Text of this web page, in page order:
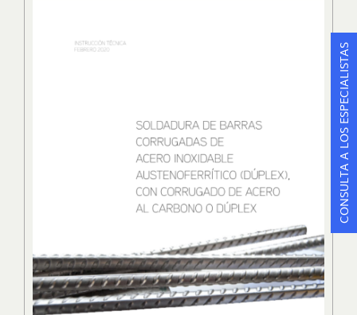
CONSULTA A LOS ESPECIALISTAS